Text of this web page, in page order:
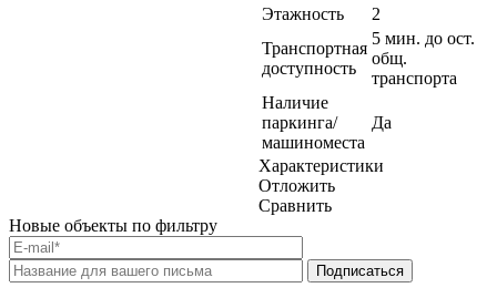
Этажность
2
Транспортная
доступность
5 мин. до ост.
общ.
транспорта
Наличие
паркинга/
машиноместа
Да
Характеристики
Отложить
Сравнить
Новые объекты по фильтру